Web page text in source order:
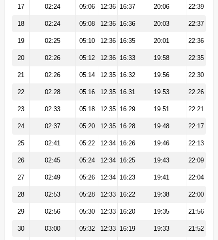
17 02:24 05:06 12:36 16:37 20:06 22:39
18 02:24 05:08 12:36 16:36 20:03 22:37
19 02:25 05:10 12:36 16:35 20:01 22:36
20 02:26 05:12 12:36 16:33 19:58 22:35
21 02:26 05:14 12:35 16:32 19:56 22:30
22 02:28 05:16 12:35 16:31 19:53 22:26
23 02:33 05:18 12:35 16:29 19:51 22:21
24 02:37 05:20 12:35 16:28 19:48 22:17
25 02:41 05:22 12:34 16:26 19:46 22:13
26 02:45 05:24 12:34 16:25 19:43 22:09
27 02:49 05:26 12:34 16:23 19:41 22:04
28 02:53 05:28 12:33 16:22 19:38 22:00
29 02:56 05:30 12:33 16:20 19:35 21:56
30 03:00 05:32 12:33 16:19 19:33 21:52